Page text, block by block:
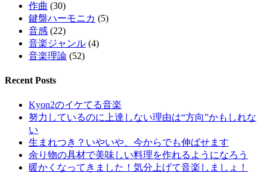
作曲 (30)
鍵盤ハーモニカ (5)
音感 (22)
音楽ジャンル (4)
音楽理論 (52)
Recent Posts
Kyon2のイケてる音楽
努力しているのに上達しない理由は“方向”かもしれな
い
生まれつき？いやいや、今からでも伸ばせます
余り物の具材で美味しい料理を作れるようになろう
暖かくなってきました！気分上げて音楽しましょ！